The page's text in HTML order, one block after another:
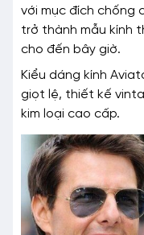
với mục đích chống
trở thành mẫu kính
cho đến bây giờ.
Kiểu dáng kính
giọt lệ, thiết kế
kim loại cao cấp.